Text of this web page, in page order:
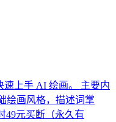
速上手 AI 绘画。 主要内
绘画风格，描述词掌
49元买断（永久有